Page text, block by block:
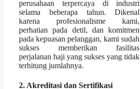
perusahaan terpercaya di industri
selama beberapa tahun. Dikenal
karena profesionalisme kami,
perhatian pada detil, dan komitmen
pada kepuasan pelanggan, kami sudah
sukses memberikan fasilitas
perjalanan haji yang sukses yang tidak
terhitung jumlahnya.
2. Akreditasi dan Sertifikasi